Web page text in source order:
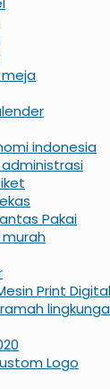
indonesia
Pakai
Print Digital
Logo